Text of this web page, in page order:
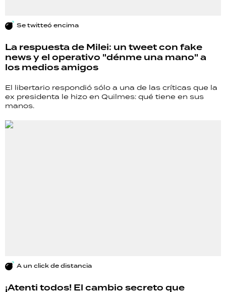
Se twitteó encima
La respuesta de Milei: un tweet con fake
news y el operativo "dénme una mano" a
los medios amigos
El libertario respondió sólo a una de las críticas que la
ex presidenta le hizo en Quilmes: qué tiene en sus
manos.
A un click de distancia
¡Atenti todos! El cambio secreto que